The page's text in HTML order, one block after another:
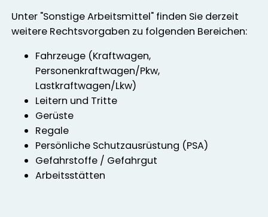
Unter "Sonstige Arbeitsmittel" finden Sie derzeit
weitere Rechtsvorgaben zu folgenden Bereichen:
Fahrzeuge (Kraftwagen,
Personenkraftwagen/Pkw,
Lastkraftwagen/Lkw)
Leitern und Tritte
Gerüste
Regale
Persönliche Schutzausrüstung (PSA)
Gefahrstoffe / Gefahrgut
Arbeitsstätten